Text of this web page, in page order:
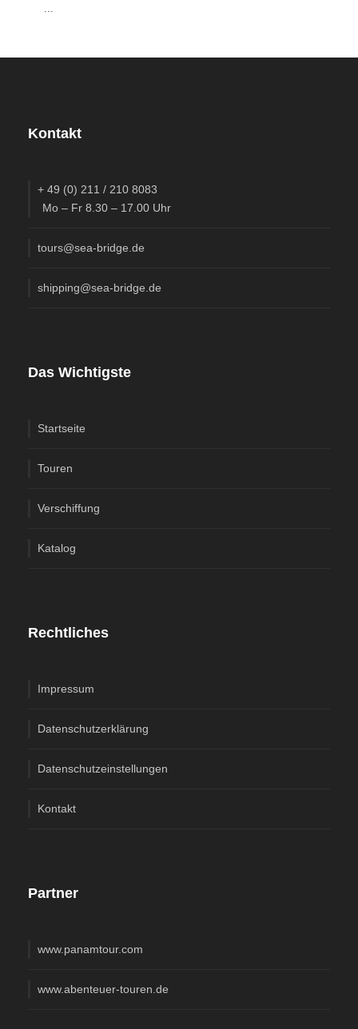
...
Kontakt
+ 49 (0) 211 / 210 8083
Mo – Fr 8.30 – 17.00 Uhr
tours@sea-bridge.de
shipping@sea-bridge.de
Das Wichtigste
Startseite
Touren
Verschiffung
Katalog
Rechtliches
Impressum
Datenschutzerklärung
Datenschutzeinstellungen
Kontakt
Partner
www.panamtour.com
www.abenteuer-touren.de